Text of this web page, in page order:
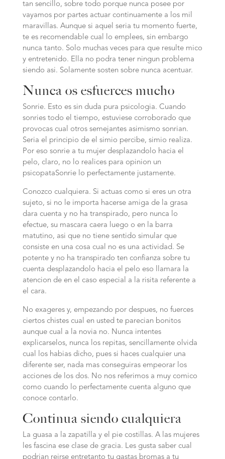
tan sencillo, sobre todo porque nunca posee por
vayamos por partes actuar continuamente a los mil
maravillas. Aunque si aquel seri­a tu momento fuerte,
te es recomendable cual lo emplees, sin embargo
nunca tanto. Solo muchas veces para que resulte mico
y entretenido. Ella no podra tener ningun problema
siendo asi­. Solamente sosten sobre nunca acentuar.
Nunca os esfuerces mucho
Sonrie. Esto es sin duda pura psicologia. Cuando
sonries todo el tiempo, estuviese corroborado que
provocas cual otros semejantes asimismo sonrian.
Seri­a el principio de el simio percibe, simio realiza.
Por eso sonrie a tu mujer desplazandolo hacia el
pelo, claro, no lo realices para opinion un
psicopataSonrie lo perfectamente justamente.
Conozco cualquiera. Si actuas como si eres un otra
sujeto, si no le importa hacerse amiga de la grasa
dara cuenta y no ha transpirado, pero nunca lo
efectue, su mascara caera luego o en la barra
matutino, asi que no tiene sentido simular que
consiste en una cosa cual no es una actividad. Se
potente y no ha transpirado ten confianza sobre tu
cuenta desplazandolo hacia el pelo eso llamara la
atencion de en el caso especial a la risita referente a
el cara.
No exageres y, empezando por despues, no fuerces
ciertos chistes cual en usted te parecian bonitos
aunque cual a la novia no. Nunca intentes
explicarselos, nunca los repitas, sencillamente olvida
cual los habias dicho, pues si haces cualquier una
diferente ser, nada mas conseguiras empeorar los
acciones de los dos. No nos referimos a muy comico
como cuando lo perfectamente cuenta alguno que
conoce contarlo.
Continua siendo cualquiera
La guasa a la zapatilla y el pie costillas. A las mujeres
les fascina ese clase de gracia. Les gusta saber cual
podrian reirse entretanto tu gastas bromas a tu